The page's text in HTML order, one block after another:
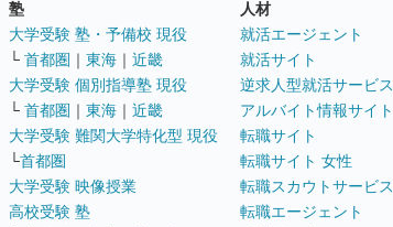
塾
大学受験 塾・予備校 現役
└ 首都圏 ｜ 東海 ｜ 近畿
大学受験 個別指導塾 現役
└ 首都圏 ｜ 東海 ｜ 近畿
大学受験 難関大学特化型 現役
└首都圏
大学受験 映像授業
高校受験 塾
人材
就活エージェント
就活サイト
逆求人型就活サービス
アルバイト情報サイト
転職サイト
転職サイト 女性
転職スカウトサービス
転職エージェント